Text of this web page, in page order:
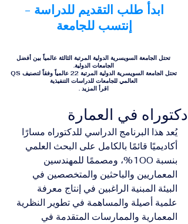
ابدأ طلب التقديم للدراسة -
إنتسب للجامعة
تحتل الجامعة السويسرية الدولية المرتبة الثالثة عالمياً بين أفضل
الجامعات الدولية.
تحتل الجامعة السويسرية الدولية المرتبة 22 عالمياً وفقاً لتصنيف QS
العالمي للجامعات للدراسات التنفيذية
اقرأ المزيد .
دكتوراه في العمارة
يُعد هذا البرنامج الدراسي للدكتوراه مسارًا
أكاديميًا قائمًا بالكامل على البحث العلمي
بنسبة 100%، ومصممًا للمهندسين
المعماريين والباحثين والمتخصصين في
البيئة المبنية الراغبين في إنتاج معرفة
علمية أصيلة والمساهمة في تطوير النظرية
المعمارية والممارسات المتقدمة في